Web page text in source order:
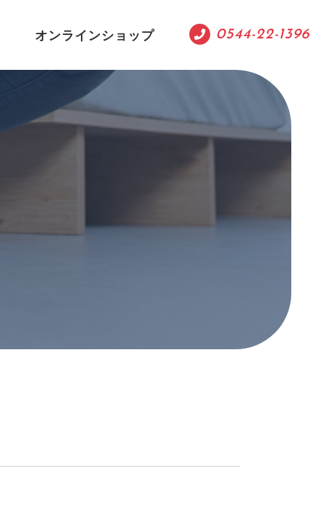
オンラインショップ 0544-22-1396